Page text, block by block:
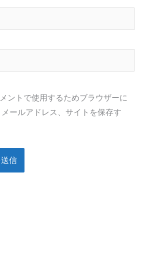
ントで使用するためブラウザーに
ールアドレス、サイトを保存す